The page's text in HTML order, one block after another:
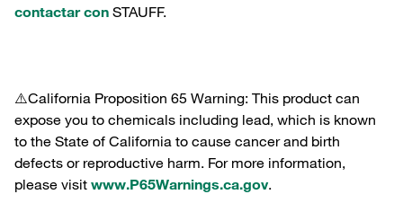
contactar con STAUFF.
⚠️California Proposition 65 Warning: This product can
expose you to chemicals including lead, which is known
to the State of California to cause cancer and birth
defects or reproductive harm. For more information,
please visit www.P65Warnings.ca.gov.